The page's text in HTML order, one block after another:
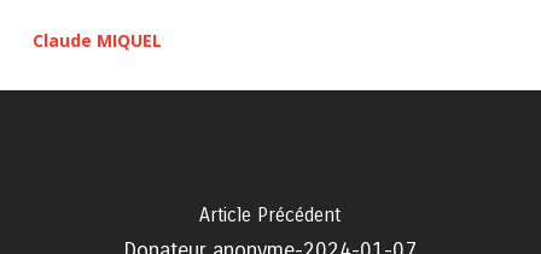
Claude MIQUEL
Article Précédent